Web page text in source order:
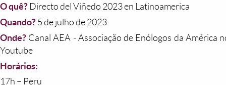
O quê? Directo del Viñedo 2023 en Latinoamerica
Quando? 5 de julho de 2023
Onde? Canal AEA - Associação de Enólogos da América
Youtube
Horários:
17h – Peru